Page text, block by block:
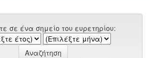
σε ένα σημείο του ευρετηρίου: